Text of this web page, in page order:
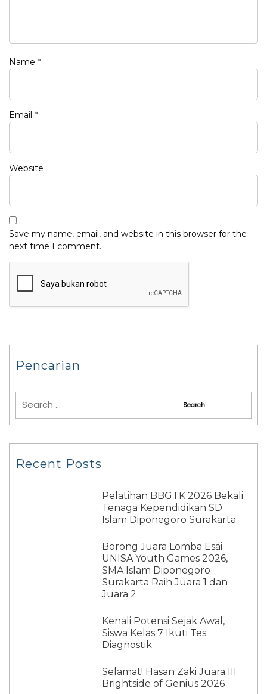
Name *
Email *
Website
Save my name, email, and website in this browser for the
next time I comment.
Pencarian
Recent Posts
Pelatihan BBGTK 2026 Bekali
Tenaga Kependidikan SD
Islam Diponegoro Surakarta
Borong Juara Lomba Esai
UNISA Youth Games 2026,
SMA Islam Diponegoro
Surakarta Raih Juara 1 dan
Juara 2
Kenali Potensi Sejak Awal,
Siswa Kelas 7 Ikuti Tes
Diagnostik
Selamat! Hasan Zaki Juara III
Brightside of Genius 2026